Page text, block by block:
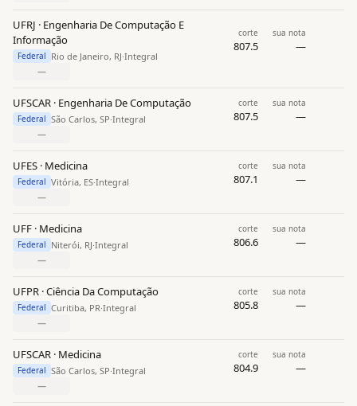
UFRJ · Engenharia De Computação E
Informação
Federal Rio de Janeiro, RJ·Integral
corte
807.5
sua nota
—
—
UFSCAR · Engenharia De Computação
Federal São Carlos, SP·Integral
corte
807.5
sua nota
—
—
UFES · Medicina
Federal Vitória, ES·Integral
corte
807.1
sua nota
—
—
UFF · Medicina
Federal Niterói, RJ·Integral
corte
806.6
sua nota
—
—
UFPR · Ciência Da Computação
Federal Curitiba, PR·Integral
corte
805.8
sua nota
—
—
UFSCAR · Medicina
Federal São Carlos, SP·Integral
corte
804.9
sua nota
—
—